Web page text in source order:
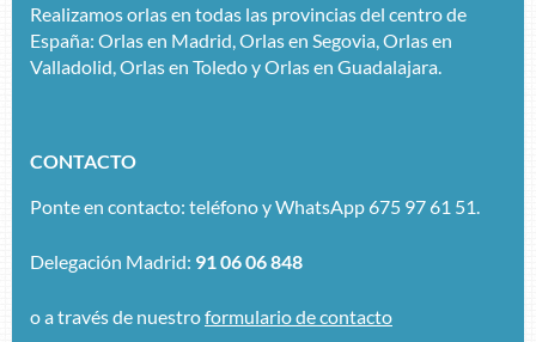
Realizamos orlas en todas las provincias del centro de
España: Orlas en Madrid, Orlas en Segovia, Orlas en
Valladolid, Orlas en Toledo y Orlas en Guadalajara.
CONTACTO
Ponte en contacto: teléfono y WhatsApp 675 97 61 51.
Delegación Madrid: 91 06 06 848
o a través de nuestroformulario de contacto